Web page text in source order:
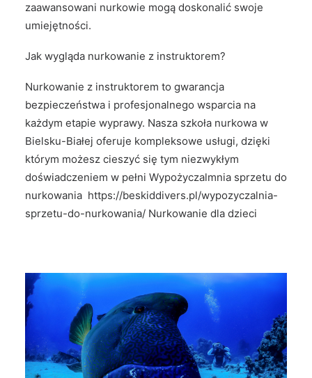
zaawansowani nurkowie mogą doskonalić swoje
umiejętności.
Jak wygląda nurkowanie z instruktorem?
Nurkowanie z instruktorem to gwarancja
bezpieczeństwa i profesjonalnego wsparcia na
każdym etapie wyprawy. Nasza szkoła nurkowa w
Bielsku-Białej oferuje kompleksowe usługi, dzięki
którym możesz cieszyć się tym niezwykłym
doświadczeniem w pełni Wypożyczalmnia sprzetu do
nurkowania https://beskiddivers.pl/wypozyczalnia-
sprzetu-do-nurkowania/ Nurkowanie dla dzieci